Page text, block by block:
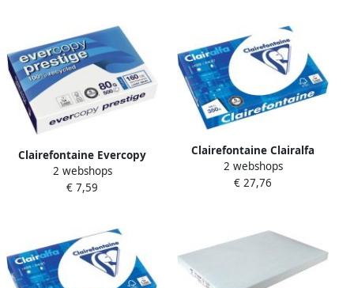
Clairefontaine Evercopy
kopieerpapier Prestige ft A4
80 g pak van 500 vel
2 webshops
€ 7,59
Clairefontaine Clairalfa
presentatiepapier ft A3 350
g pak van 125 vel
2 webshops
€ 27,76